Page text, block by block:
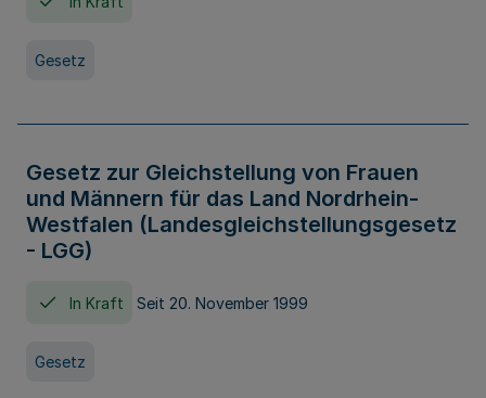
Gesetz
Gesetz zur Gleichstellung von Frauen
und Männern für das Land Nordrhein-
Westfalen (Landesgleichstellungsgesetz
- LGG)
In Kraft Seit 20. November 1999
Gesetz